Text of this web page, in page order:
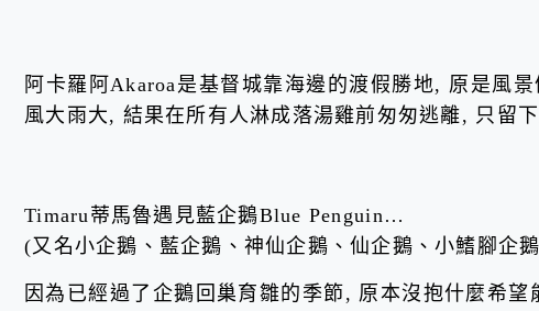
阿卡羅阿Akaroa是基督城靠海邊的渡假勝地, 原是風
風大雨大, 結果在所有人淋成落湯雞前匆匆逃離, 只留
Timaru蒂馬魯遇見藍企鵝Blue Penguin…
(又名小企鵝、藍企鵝、神仙企鵝、仙企鵝、小鰭腳企
因為已經過了企鵝回巢育雛的季節, 原本沒抱什麼希